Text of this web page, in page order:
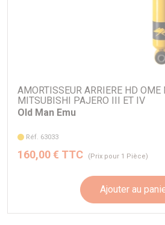
AMORTISSEUR ARRIERE HD OME
MITSUBISHI PAJERO III ET IV
Old Man Emu
Réf. 63033
160,00 € TTC (Prix pour 1 Pièce)
Ajouter au